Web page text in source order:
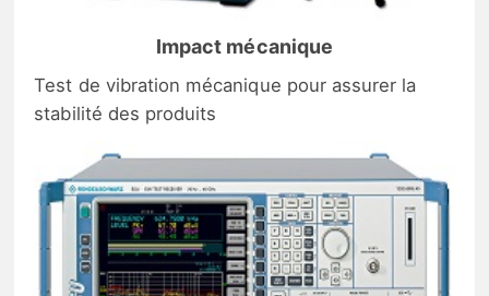
Impact mécanique
Test de vibration mécanique pour assurer la
stabilité des produits